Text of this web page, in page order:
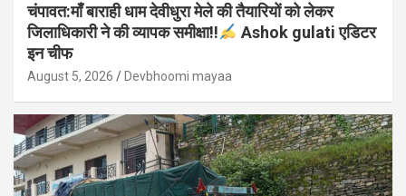
चंपावत:माँ बाराही धाम देवीधुरा मेले की तैयारियों को लेकर
जिलाधिकारी ने की व्यापक समीक्षा!!
Ashok gulati एडिटर
इन चीफ
August 5, 2026 Devbhoomi mayaa